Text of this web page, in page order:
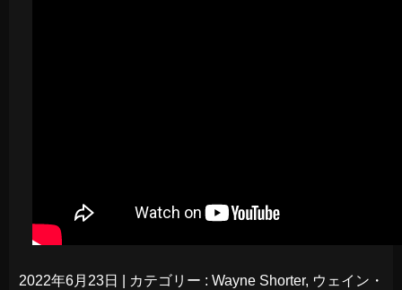
2022年6月23日 カテゴリー : Wayne Shorter, ウェイン・